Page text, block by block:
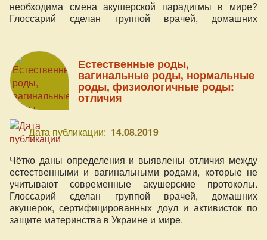
необходима смена акушерской парадигмы в мире?
Глоссарий сделан группой врачей, домашних
Естественные роды,
вагинальные роды, нормальные
роды, физиологичные роды:
отличия
Дата публикации: 14.08.2019
Чётко даны определения и выявлены отличия между
естественными и вагинальными родами, которые не
учитывают современные акушерские протоколы.
Глоссарий сделан группой врачей, домашних
акушерок, сертифицированных доул и активисток по
защите материнства в Украине и мире.